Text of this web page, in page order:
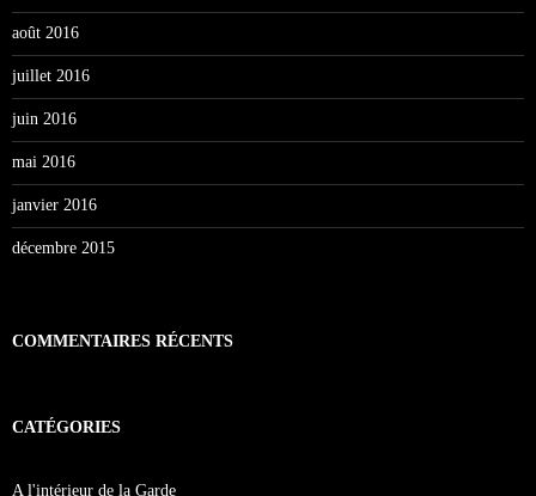
août 2016
juillet 2016
juin 2016
mai 2016
janvier 2016
décembre 2015
COMMENTAIRES RÉCENTS
CATÉGORIES
A l'intérieur de la Garde